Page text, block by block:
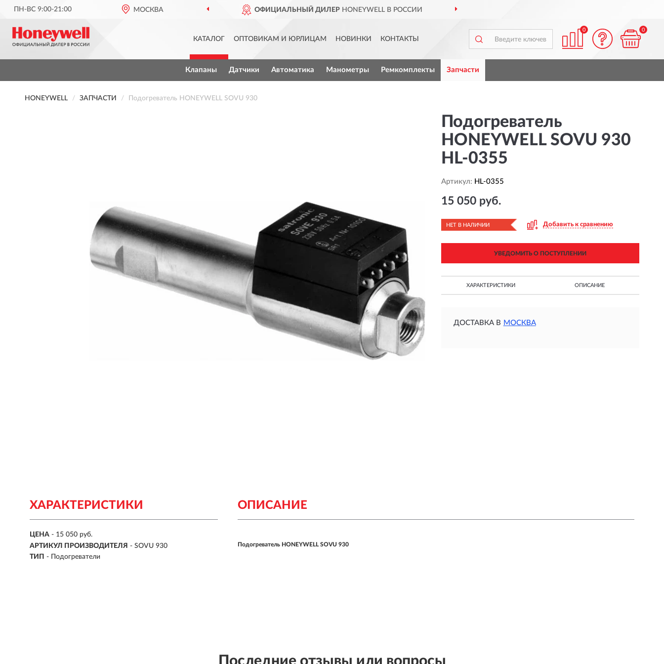
ПН-ВС 9:00-21:00 МОСКВА ОФИЦИАЛЬНЫЙ ДИЛЕРHONEYWELL В РОССИИ
КАТАЛОГ ОПТОВИКАМ И ЮРЛИЦАМ НОВИНКИ КОНТАКТЫ
0 0
Клапаны Датчики Автоматика Манометры Ремкомплекты Запчасти
HONEYWELL ЗАПЧАСТИ Подогреватель HONEYWELL SOVU 930
Подогреватель
HONEYWELL SOVU 930
HL-0355
Артикул: HL-0355
15 050 руб.
НЕТ В НАЛИЧИИ Добавить к сравнению
УВЕДОМИТЬ О ПОСТУПЛЕНИИ
ХАРАКТЕРИСТИКИ ОПИСАНИЕ
ДОСТАВКА В МОСКВА
ХАРАКТЕРИСТИКИ
ЦЕНА - 15 050 руб.
АРТИКУЛ ПРОИЗВОДИТЕЛЯ - SOVU 930
ТИП - Подогреватели
ОПИСАНИЕ
Подогреватель HONEYWELL SOVU 930
Последние отзывы или вопросы